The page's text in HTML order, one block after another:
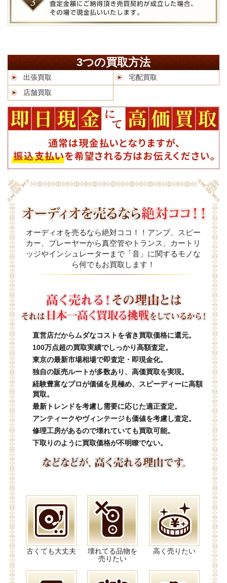
3つの買取方法
出張買取
宅配買取
店舗買取
オーディオを売るなら絶対ココ！！アンプ、スピー
カー、プレーヤーから真空管やトランス、カートリ
ッジやインシュレーターまで「音」に関するモノな
ら何でもお買取します！
直営店だからムダなコストを省き買取価格に還元。
100万点超の買取実績でしっかり高額査定。
東京の最新市場相場で即査定・即現金化。
独自の販売ルートが多数あり、高価買取を実現。
経験豊富なプロが価値を見極め、スピーディーに高額
買取。
最新トレンドを考慮し需要に応じた適正査定。
アンティークやヴィンテージも価値を考慮し査定。
修理工房があるので壊れていても買取可能。
下取りのように買取価格が不明瞭でない。
古くても大丈夫
壊れてる品物を
売りたい
高く売りたい